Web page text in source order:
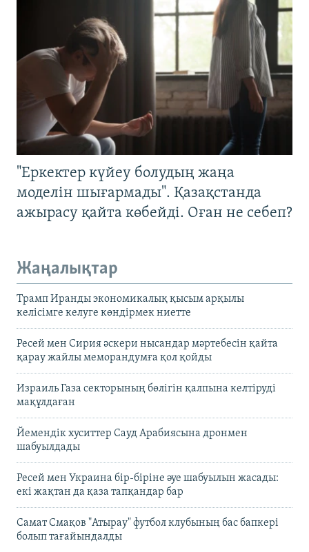
"Еркектер күйеу болудың жаңа
моделін шығармады". Қазақстанда
ажырасу қайта көбейді. Оған не себеп?
Жаңалықтар
Трамп Иранды экономикалық қысым арқылы
келісімге келуге көндірмек ниетте
Ресей мен Сирия әскери нысандар мәртебесін қайта
қарау жайлы меморандумға қол қойды
Израиль Газа секторының бөлігін қалпына келтіруді
мақұлдаған
Йемендік хуситтер Сауд Арабиясына дронмен
шабуылдады
Ресей мен Украина бір-біріне әуе шабуылын жасады:
екі жақтан да қаза тапқандар бар
Самат Смақов "Атырау" футбол клубының бас бапкері
болып тағайындалды